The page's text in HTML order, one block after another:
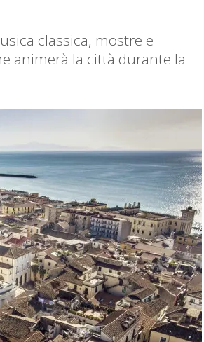
classica, mostre e
animerà la città durante la